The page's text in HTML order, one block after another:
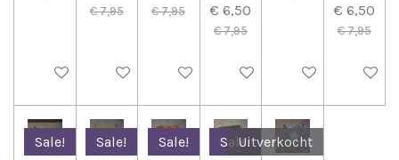
In winkelwagen
€ 7,95
In winkelwagen
€ 7,95
In winkelwagen
€ 6,50
€ 7,95
In winkelwagenIn winkelwagen
€ 6,50
€ 7,95
In
Sale! Sale! Sale! Sale!Uitverkocht